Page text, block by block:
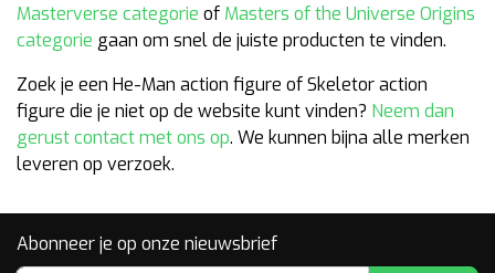
Masterverse categorie of Masters of the Universe Origins
categorie gaan om snel de juiste producten te vinden.
Zoek je een He-Man action figure of Skeletor action
figure die je niet op de website kunt vinden? Neem dan
gerust contact met ons op. We kunnen bijna alle merken
leveren op verzoek.
Abonneer je op onze nieuwsbrief